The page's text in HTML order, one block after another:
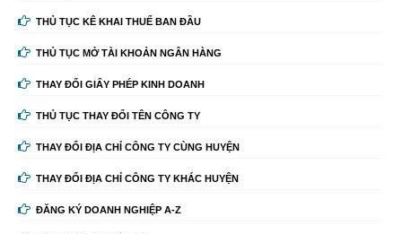
THỦ TỤC KÊ KHAI THUẾ BAN ĐẦU
THỦ TỤC MỞ TÀI KHOẢN NGÂN HÀNG
THAY ĐỔI GIẤY PHÉP KINH DOANH
THỦ TỤC THAY ĐỔI TÊN CÔNG TY
THAY ĐỔI ĐỊA CHỈ CÔNG TY CÙNG HUYỆN
THAY ĐỔI ĐỊA CHỈ CÔNG TY KHÁC HUYỆN
ĐĂNG KÝ DOANH NGHIỆP A-Z